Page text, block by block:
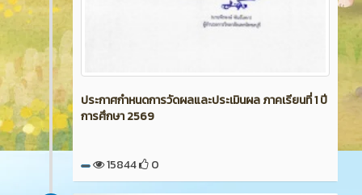
ประกาศกำหนดการวัดผลและประเมินผล ภาคเรียนที่ 1 ปี
การศึกษา 2569
15844 0